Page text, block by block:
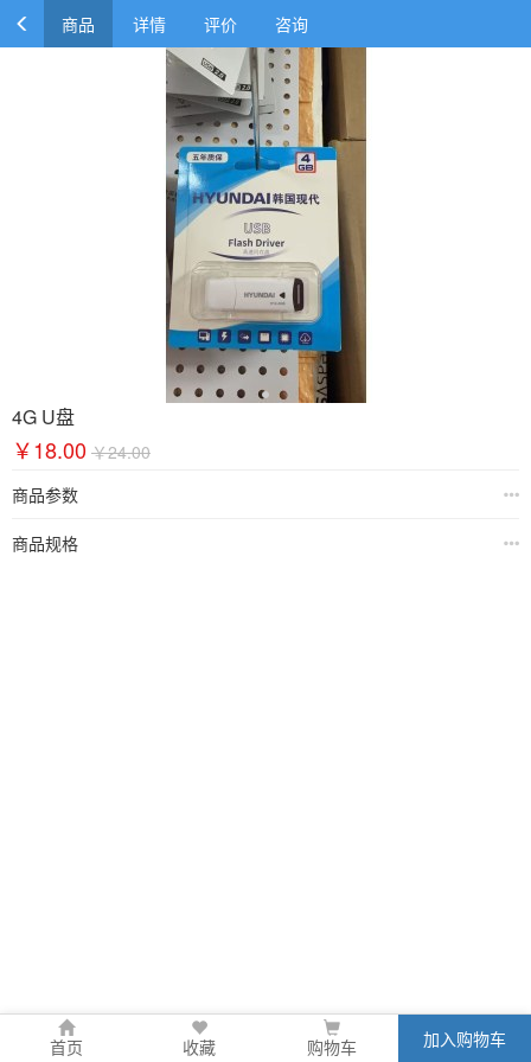
商品 详情 评价 咨询
4G U盘
￥18.00 ￥24.00
商品参数
商品规格
首页 收藏 购物车 加入购物车